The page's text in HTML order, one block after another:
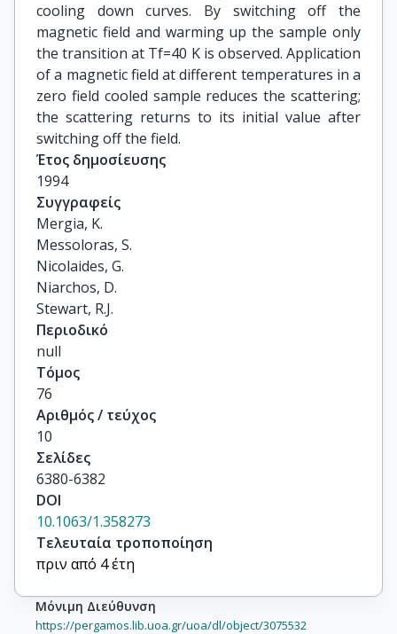
cooling down curves. By switching off the
magnetic field and warming up the sample only
the transition at Tf=40 K is observed. Application
of a magnetic field at different temperatures in a
zero field cooled sample reduces the scattering;
the scattering returns to its initial value after
switching off the field.
Έτος δημοσίευσης
1994
Συγγραφείς
Mergia, K.
Messoloras, S.
Nicolaides, G.
Niarchos, D.
Stewart, R.J.
Περιοδικό
null
Τόμος
76
Αριθμός / τεύχος
10
Σελίδες
6380-6382
DOI
10.1063/1.358273
Τελευταία τροποποίηση
πριν από 4 έτη
Μόνιμη Διεύθυνση
https://pergamos.lib.uoa.gr/uoa/dl/object/3075532